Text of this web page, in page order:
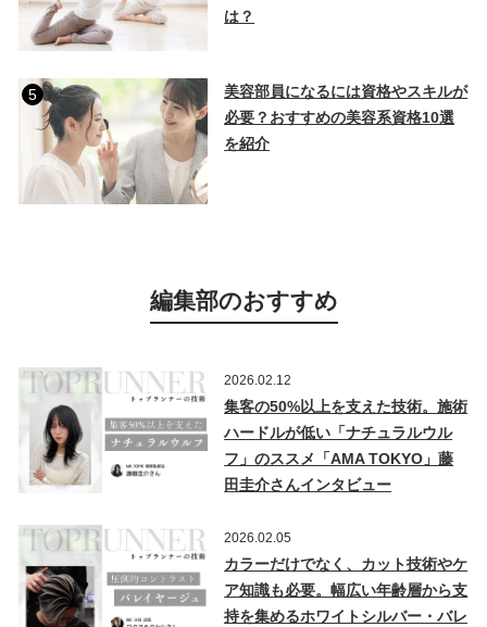
は？
5
美容部員になるには資格やスキルが
必要？おすすめの美容系資格10選
を紹介
編集部のおすすめ
2026.02.12
集客の50%以上を支えた技術。施術
ハードルが低い「ナチュラルウル
フ」のススメ「AMA TOKYO」藤
田圭介さんインタビュー
2026.02.05
カラーだけでなく、カット技術やケ
ア知識も必要。幅広い年齢層から支
持を集めるホワイトシルバー・バレ